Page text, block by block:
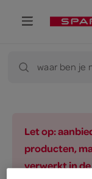
waar ben je
Let op:
producten,
verwerkt in